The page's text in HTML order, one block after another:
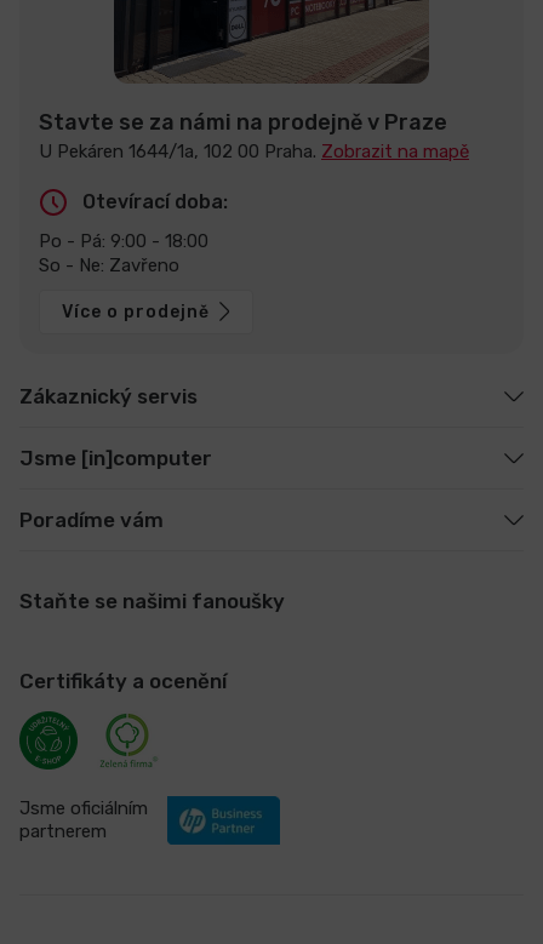
Stavte se za námi na prodejně v Praze
U Pekáren 1644/1a, 102 00 Praha. Zobrazit na mapě
Otevírací doba:
Po - Pá: 9:00 - 18:00
So - Ne: Zavřeno
Více o prodejně
Zákaznický servis
Jsme [in]computer
Poradíme vám
Staňte se našimi fanoušky
Certifikáty a ocenění
Jsme oficiálním
partnerem